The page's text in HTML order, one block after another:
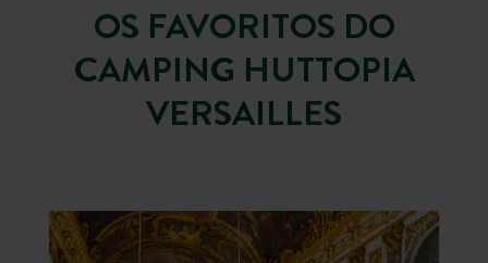
OS FAVORITOS DO
CAMPING HUTTOPIA
VERSAILLES